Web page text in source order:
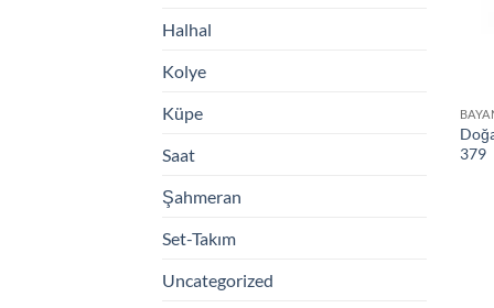
Halhal
Kolye
Küpe
Saat
Şahmeran
Set-Takım
Uncategorized
379